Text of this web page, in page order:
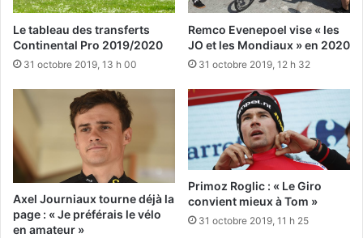
Le tableau des transferts
Continental Pro 2019/2020
31 octobre 2019, 13 h 00
Remco Evenepoel vise « les
JO et les Mondiaux » en 2020
31 octobre 2019, 12 h 32
Axel Journiaux tourne déjà la
page : « Je préférais le vélo
en amateur »
Primoz Roglic : « Le Giro
convient mieux à Tom »
31 octobre 2019, 11 h 25